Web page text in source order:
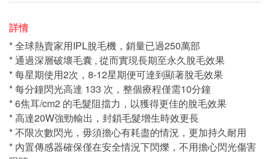
詳情
* 全球熱賣家用IPL脫毛機，銷量已過250萬部
* 通過深層破壞毛囊 , 從而實現長期至永久脫毛效果
* 每星期使用2次，8-12星期便可達到顯著脫毛效果
* 每分鐘閃光高達 133 次，整個療程僅需10分鐘
* 6焦耳/cm2 的毛髮阻擋力，以獲得更佳的脫毛效果
* 高達20W強勁輸出，封鎖毛髮增生時效更長
* 不限次數閃光，毋須擔心有耗盡的情況，更加持久耐用
* 內置傳感器確保僅在安全情況下閃爍，不用擔心閃光傷害